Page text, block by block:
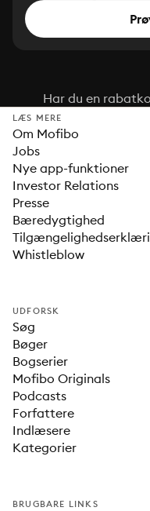
Har du en
LÆS MERE
Om Mofibo
Jobs
Nye app-funktioner
Investor Relations
Presse
Bæredygtighed
Whistleblow
UDFORSK
Søg
Bøger
Bogserier
Mofibo Originals
Podcasts
Forfattere
Indlæsere
Kategorier
BRUGBARE LINKS